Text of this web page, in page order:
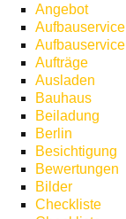
Angebot
Aufbauservice
Aufbauservice
Aufträge
Ausladen
Bauhaus
Beiladung
Berlin
Besichtigung
Bewertungen
Bilder
Checkliste